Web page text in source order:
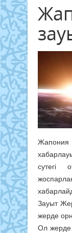
Жапония
сутегі
Зауыт Жер
жерде
Ол жерде